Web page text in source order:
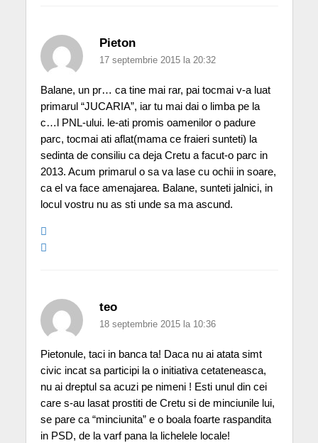
Pieton
17 septembrie 2015 la 20:32
Balane, un pr… ca tine mai rar, pai tocmai v-a luat
primarul “JUCARIA”, iar tu mai dai o limba pe la
c…l PNL-ului. le-ati promis oamenilor o padure
parc, tocmai ati aflat(mama ce fraieri sunteti) la
sedinta de consiliu ca deja Cretu a facut-o parc in
2013. Acum primarul o sa va lase cu ochii in soare,
ca el va face amenajarea. Balane, sunteti jalnici, in
locul vostru nu as sti unde sa ma ascund.
teo
18 septembrie 2015 la 10:36
Pietonule, taci in banca ta! Daca nu ai atata simt
civic incat sa participi la o initiativa cetateneasca,
nu ai dreptul sa acuzi pe nimeni ! Esti unul din cei
care s-au lasat prostiti de Cretu si de minciunile lui,
se pare ca “minciunita” e o boala foarte raspandita
in PSD, de la varf pana la lichelele locale!